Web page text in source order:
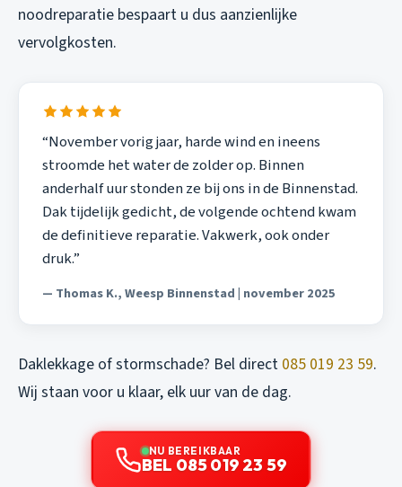
noodreparatie bespaart u dus aanzienlijke
vervolgkosten.
“November vorig jaar, harde wind en ineens
stroomde het water de zolder op. Binnen
anderhalf uur stonden ze bij ons in de Binnenstad.
Dak tijdelijk gedicht, de volgende ochtend kwam
de definitieve reparatie. Vakwerk, ook onder
druk.”
— Thomas K., Weesp Binnenstad | november 2025
Daklekkage of stormschade? Bel direct 085 019 23 59.
Wij staan voor u klaar, elk uur van de dag.
NU BEREIKBAAR
BEL 085 019 23 59